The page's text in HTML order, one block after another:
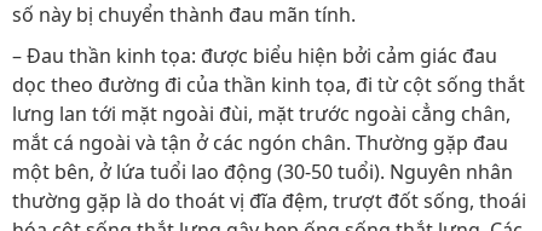
số này bị chuyển thành đau mãn tính.
– Đau thần kinh tọa: được biểu hiện bởi cảm giác đau
dọc theo đường đi của thần kinh tọa, đi từ cột sống thắt
lưng lan tới mặt ngoài đùi, mặt trước ngoài cẳng chân,
mắt cá ngoài và tận ở các ngón chân. Thường gặp đau
một bên, ở lứa tuổi lao động (30-50 tuổi). Nguyên nhân
thường gặp là do thoát vị đĩa đệm, trượt đốt sống, thoái